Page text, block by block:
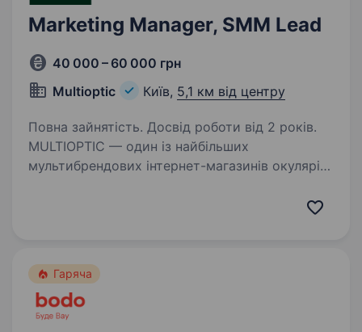
Marketing Manager, SMM Lead
40 000 – 60 000 грн
Multioptic
Київ, 5,1 км від центру
Повна зайнятість. Досвід роботи від 2 років.
MULTIOPTIC — один із найбільших
мультибрендових інтернет-магазинів окулярів
не просто майданчик для комунікації, а один
Гаряча